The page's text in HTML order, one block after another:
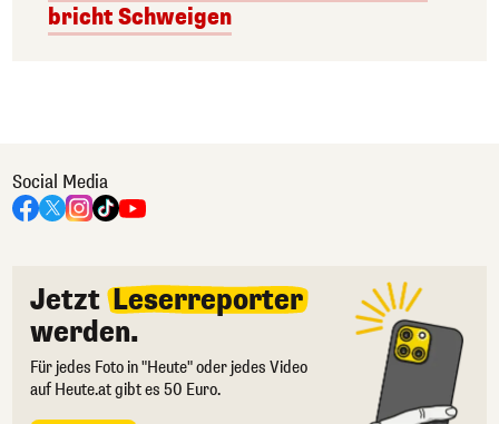
bricht Schweigen
Social Media
Jetzt Leserreporter
werden.
Für jedes Foto in "Heute" oder jedes Video
auf Heute.at gibt es 50 Euro.